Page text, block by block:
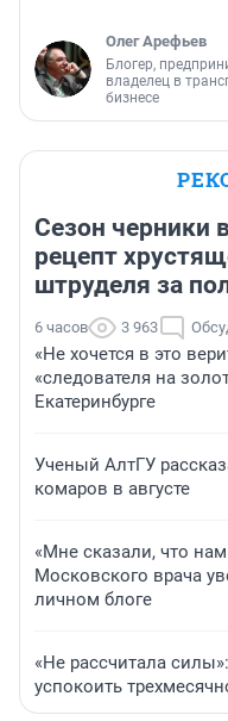
Олег Арефьев
Блогер,
владелец в
бизнесе
Сезон черники
рецепт
штруделя за
6 часов 3 963
«Не хочется в это
«следователя на
Екатеринбурге
Ученый АлтГУ
комаров в августе
«Мне сказали, что
Московского врача
личном блоге
«Не рассчитала
успокоить